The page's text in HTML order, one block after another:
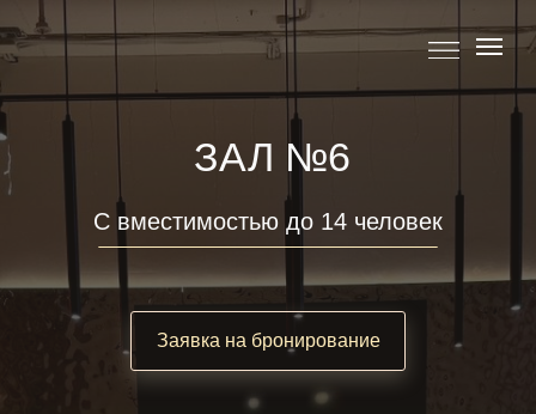
Заявка на бронирование
ЗАЛ №6
С вместимостью до 14 человек